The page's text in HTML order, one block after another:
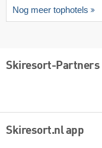
Nog meer tophotels
Skiresort-Partners
Skiresort.nl app